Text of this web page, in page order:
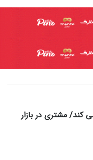
کند/ مشتری در بازار